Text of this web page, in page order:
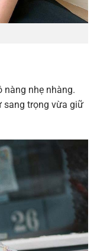
nàng nhẹ nhàng.
sang trọng vừa giữ